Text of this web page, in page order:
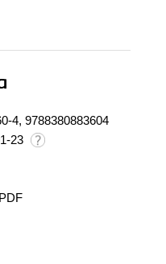
4, 9788380883604
23